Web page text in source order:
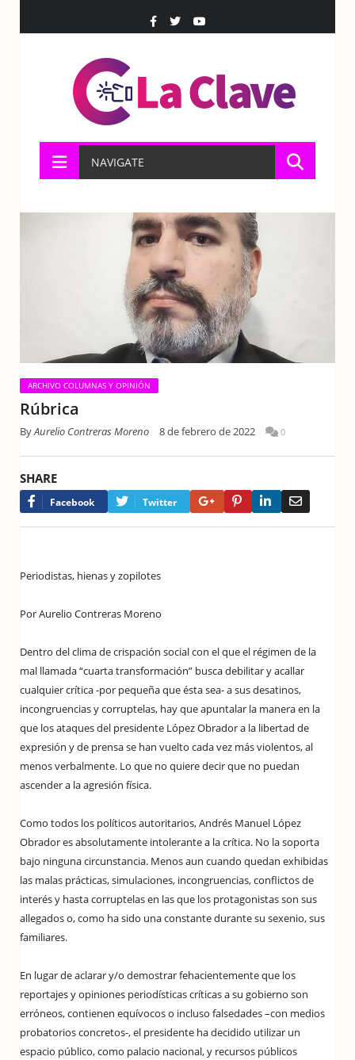
NAVIGATE
ARCHIVO COLUMNAS Y OPINIÓN
Rúbrica
ByAurelio Contreras Moreno 8 de febrero de 2022 0
SHARE
Facebook Twitter Google+PinterestLinkedIn
Periodistas, hienas y zopilotes
Por Aurelio Contreras Moreno
Dentro del clima de crispación social con el que el régimen de la
mal llamada “cuarta transformación” busca debilitar y acallar
cualquier crítica -por pequeña que ésta sea- a sus desatinos,
incongruencias y corruptelas, hay que apuntalar la manera en la
que los ataques del presidente López Obrador a la libertad de
expresión y de prensa se han vuelto cada vez más violentos, al
menos verbalmente. Lo que no quiere decir que no puedan
ascender a la agresión física.
Como todos los políticos autoritarios, Andrés Manuel López
Obrador es absolutamente intolerante a la crítica. No la soporta
bajo ninguna circunstancia. Menos aun cuando quedan exhibidas
las malas prácticas, simulaciones, incongruencias, conflictos de
interés y hasta corruptelas en las que los protagonistas son sus
allegados o, como ha sido una constante durante su sexenio, sus
familiares.
En lugar de aclarar y/o demostrar fehacientemente que los
reportajes y opiniones periodísticas críticas a su gobierno son
erróneos, contienen equívocos o incluso falsedades –con medios
probatorios concretos-, el presidente ha decidido utilizar un
espacio público, como palacio nacional, y recursos públicos